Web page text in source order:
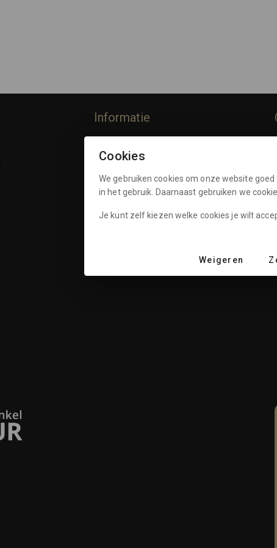
Informatie
Privacy Policy
Algemene Voorwaarden
Cookies
We gebruiken cookies om onze website
in het gebruik. Daarnaast gebruiken we
Je kunt zelf kiezen welke cookies je wilt
Weigeren